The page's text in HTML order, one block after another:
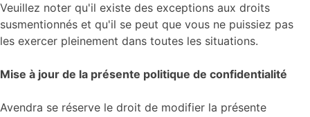
Veuillez noter qu'il existe des exceptions aux droits
susmentionnés et qu'il se peut que vous ne puissiez pas
les exercer pleinement dans toutes les situations.
Mise à jour de la présente politique de confidentialité
Avendra se réserve le droit de modifier la présente